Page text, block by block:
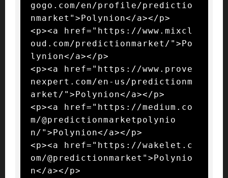
gogo.com/en/profile/predictio
nmarket">Polynion</a></p>
<p><a href="https://www.mixcl
oud.com/predictionmarket/">Po
lynion</a></p>
<p><a href="https://www.prove
nexpert.com/en-us/predictionm
arket/">Polynion</a></p>
<p><a href="https://medium.co
m/@predictionmarketpolynio
n/">Polynion</a></p>
<p><a href="https://wakelet.c
om/@predictionmarket">Polynio
n</a></p>